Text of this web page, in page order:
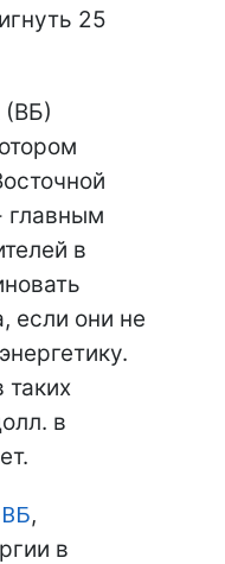
25
(ВБ)
главным
в
если они не
таких
в
ВБ,
в